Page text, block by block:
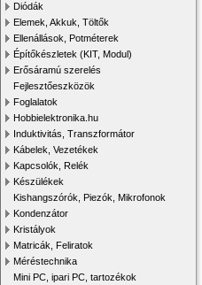
Diódák
Elemek, Akkuk, Töltők
Ellenállások, Potméterek
Építőkészletek (KIT, Modul)
Erősáramú szerelés
Fejlesztőeszközök
Foglalatok
Hobbielektronika.hu
Induktivitás, Transzformátor
Kábelek, Vezetékek
Kapcsolók, Relék
Készülékek
Kishangszórók, Piezók, Mikrofonok
Kondenzátor
Kristályok
Matricák, Feliratok
Méréstechnika
Mini PC, ipari PC, tartozékok